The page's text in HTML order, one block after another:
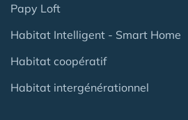
Papy Loft
Habitat Intelligent - Smart Home
Habitat coopératif
Habitat intergénérationnel